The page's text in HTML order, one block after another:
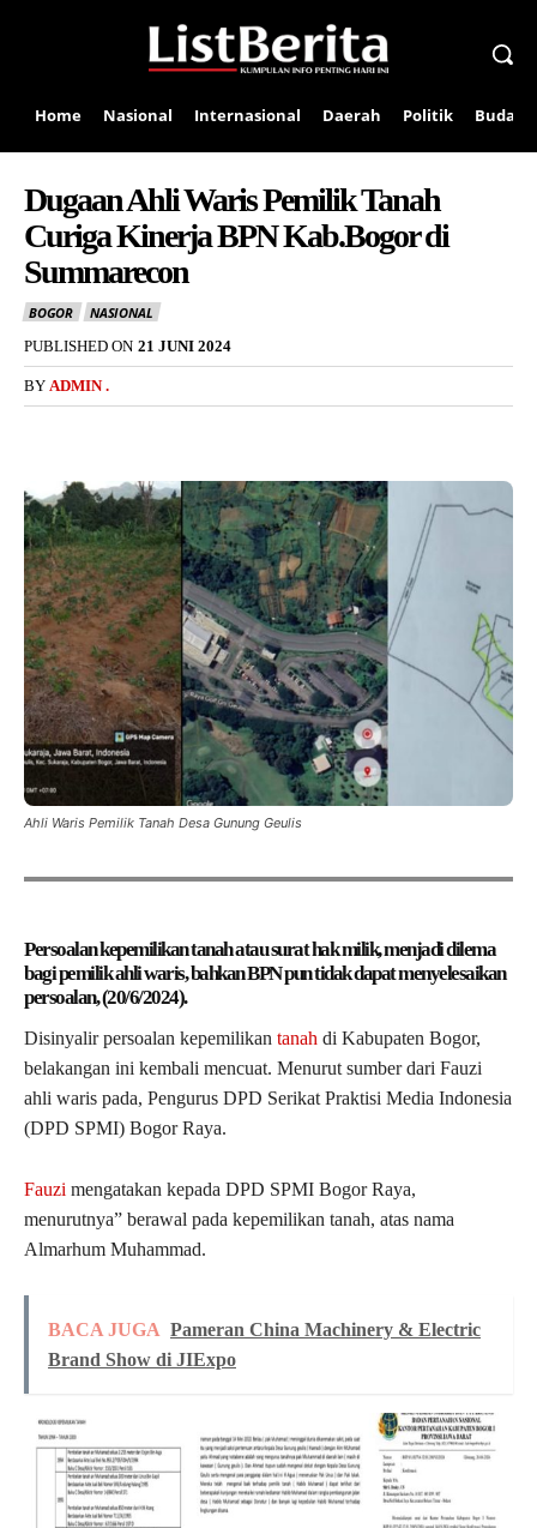
Home Nasional Internasional Daerah Politik Budaya
Dugaan Ahli Waris Pemilik Tanah
Curiga Kinerja BPN Kab.Bogor di
Summarecon
BOGOR
NASIONAL
PUBLISHED ON 21 JUNI 2024
BY ADMIN .
Ahli Waris Pemilik Tanah Desa Gunung Geulis
Persoalan kepemilikan tanah atau surat hak milik, menjadi dilema
bagi pemilik ahli waris, bahkan BPN pun tidak dapat menyelesaikan
persoalan, (20/6/2024).
Disinyalir persoalan kepemilikan tanah di Kabupaten Bogor,
belakangan ini kembali mencuat. Menurut sumber dari Fauzi
ahli waris pada, Pengurus DPD Serikat Praktisi Media Indonesia
(DPD SPMI) Bogor Raya.
Fauzi mengatakan kepada DPD SPMI Bogor Raya,
menurutnya” berawal pada kepemilikan tanah, atas nama
Almarhum Muhammad.
BACA JUGA Pameran China Machinery & Electric
Brand Show di JIExpo